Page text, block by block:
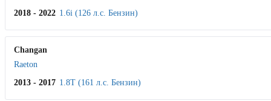
2018 - 2022 1.6i (126 л.с. Бензин)
Changan
Raeton
2013 - 2017 1.8T (161 л.с. Бензин)